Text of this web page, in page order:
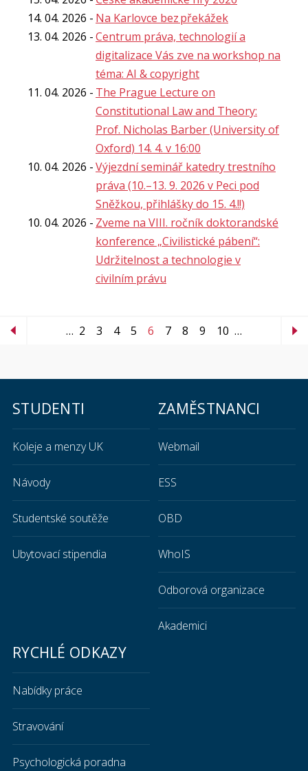
14. 04. 2026
Na Karlovce bez překážek
13. 04. 2026
Centrum práva, technologií a
digitalizace Vás zve na workshop na
téma: AI & copyright
11. 04. 2026
The Prague Lecture on
Constitutional Law and Theory:
Prof. Nicholas Barber (University of
Oxford) 14. 4. v 16:00
10. 04. 2026
Výjezdní seminář katedry trestního
práva (10.–13. 9. 2026 v Peci pod
Sněžkou, přihlášky do 15. 4.!!)
10. 04. 2026
Zveme na VIII. ročník doktorandské
konference „Civilistické pábení“:
Udržitelnost a technologie v
civilním právu
… 2 3 4 5 6 7 8 9 10 …
STUDENTI
Koleje a menzy UK
Návody
Studentské soutěže
Ubytovací stipendia
ZAMĚSTNANCI
Webmail
ESS
OBD
WhoIS
Odborová organizace
Akademici
RYCHLÉ ODKAZY
Nabídky práce
Stravování
Psychologická poradna